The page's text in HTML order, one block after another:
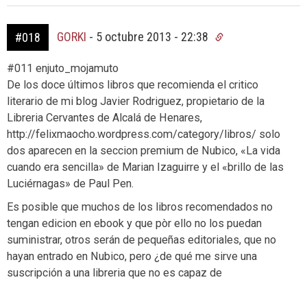
#018 GORKI - 5 octubre 2013 - 22:38
#011 enjuto_mojamuto
De los doce últimos libros que recomienda el critico
literario de mi blog Javier Rodriguez, propietario de la
Libreria Cervantes de Alcalá de Henares,
http://felixmaocho.wordpress.com/category/libros/ solo
dos aparecen en la seccion premium de Nubico, «La vida
cuando era sencilla» de Marian Izaguirre y el «brillo de las
Luciérnagas» de Paul Pen.
Es posible que muchos de los libros recomendados no
tengan edicion en ebook y que pòr ello no los puedan
suministrar, otros serán de pequeñas editoriales, que no
hayan entrado en Nubico, pero ¿de qué me sirve una
suscripción a una libreria que no es capaz de